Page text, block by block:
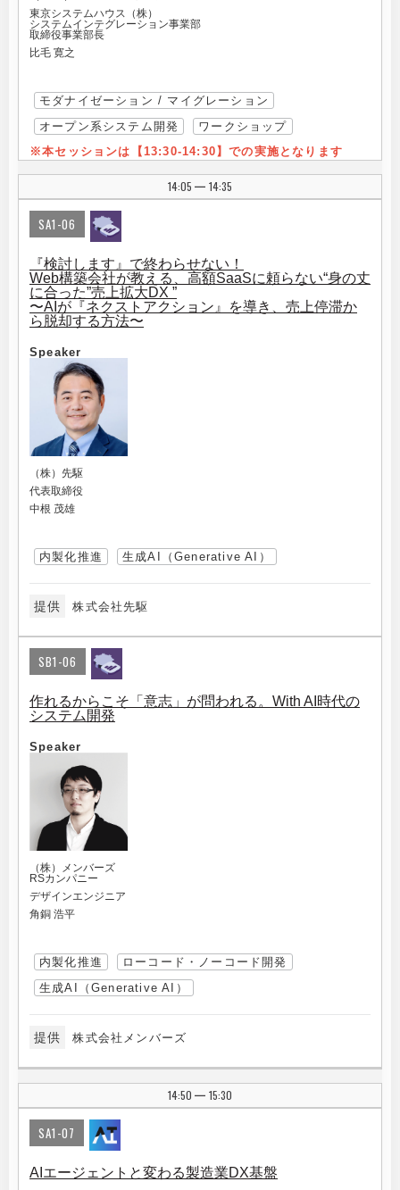
東京システムハウス（株）
システムインテグレーション事業部
取締役事業部長
比毛 寛之
モダナイゼーション / マイグレーション
オープン系システム開発
ワークショップ
※本セッションは【13:30-14:30】での実施となります
14:05 | 14:35
SA1-06
『検討します』で終わらせない！
Web構築会社が教える、高額SaaSに頼らない“身の丈
に合った”売上拡大DX ”
〜AIが『ネクストアクション』を導き、売上停滞か
ら脱却する方法〜
Speaker
（株）先駆
代表取締役
中根 茂雄
内製化推進 生成AI（Generative AI）
提供 株式会社先駆
SB1-06
作れるからこそ「意志」が問われる。With AI時代の
システム開発
Speaker
（株）メンバーズ
RSカンパニー
デザインエンジニア
角銅 浩平
内製化推進
ローコード・ノーコード開発
生成AI（Generative AI）
提供 株式会社メンバーズ
14:50 | 15:30
SA1-07
AIエージェントと変わる製造業DX基盤